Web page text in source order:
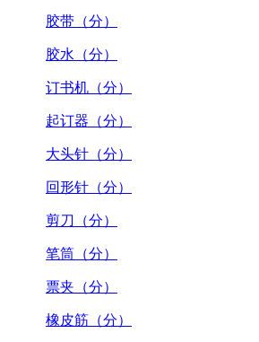
胶带（分）
胶水（分）
订书机（分）
起订器（分）
大头针（分）
回形针（分）
剪刀（分）
笔筒（分）
票夹（分）
橡皮筋（分）